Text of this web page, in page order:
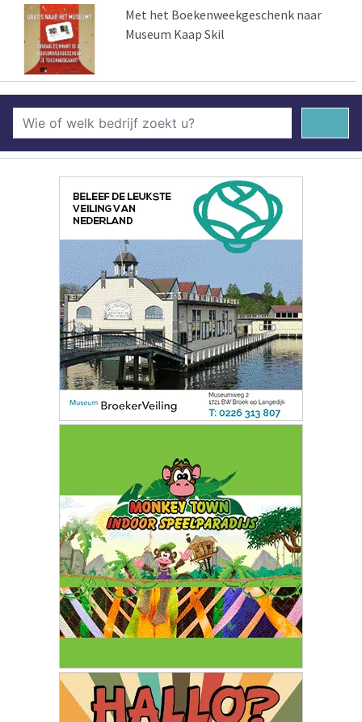
Met het Boekenweekgeschenk naar
Museum Kaap Skil